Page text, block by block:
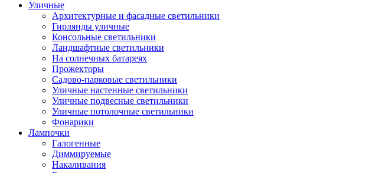
Уличные
Архитектурные и фасадные светильники
Гирлянды уличные
Консольные светильники
Ландшафтные светильники
На солнечных батареях
Прожекторы
Садово-парковые светильники
Уличные настенные светильники
Уличные подвесные светильники
Уличные потолочные светильники
Фонарики
Лампочки
Галогенные
Диммируемые
Накаливания